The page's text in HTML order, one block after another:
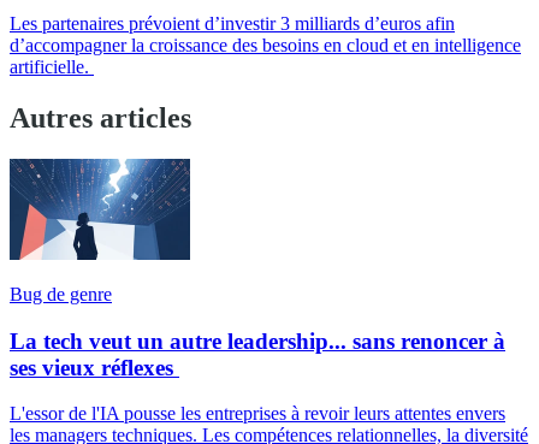
Les partenaires prévoient d’investir 3 milliards d’euros afin
d’accompagner la croissance des besoins en cloud et en intelligence
artificielle.
Autres articles
Bug de genre
La tech veut un autre leadership... sans renoncer à
ses vieux réflexes
L'essor de l'IA pousse les entreprises à revoir leurs attentes envers
les managers techniques. Les compétences relationnelles, la diversité